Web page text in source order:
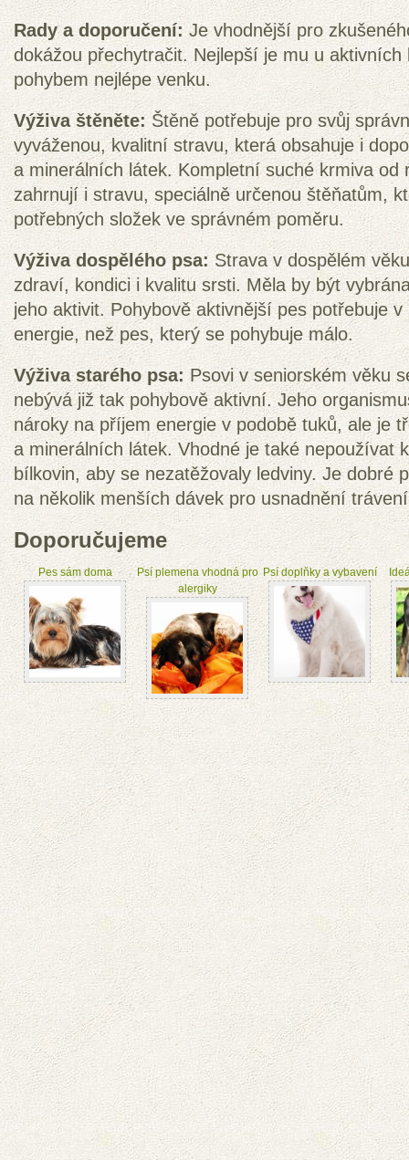
Rady a doporučení:Je vhodnější pro
dokážou přechytračit. Nejlepší je mu u
pohybem nejlépe venku.
Výživa štěněte:Štěně potřebuje pro svůj
vyváženou, kvalitní stravu, která obsahuje i
a minerálních látek. Kompletní suché krmiva od
zahrnují i stravu, speciálně určenou štěňatům,
potřebných složek ve správném poměru.
Výživa dospělého psa: Strava v dospělém
zdraví, kondici i kvalitu srsti. Měla by být
jeho aktivit. Pohybově aktivnější pes potřebuje
energie, než pes, který se pohybuje málo.
Výživa starého psa: Psovi v seniorském věku
nebývá již tak pohybově aktivní. Jeho
nároky na příjem energie v podobě tuků, ale je
a minerálních látek. Vhodné je také nepoužívat
bílkovin, aby se nezatěžovaly ledviny. Je dobré
na několik menších dávek pro usnadnění
Doporučujeme
Pes sám doma
Psí plemena vhodná pro
alergiky
Psí doplňky a vybavení